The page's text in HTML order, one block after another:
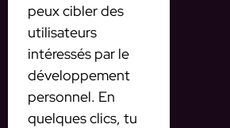
peux cibler des
utilisateurs
intéressés par le
développement
personnel. En
quelques clics, tu